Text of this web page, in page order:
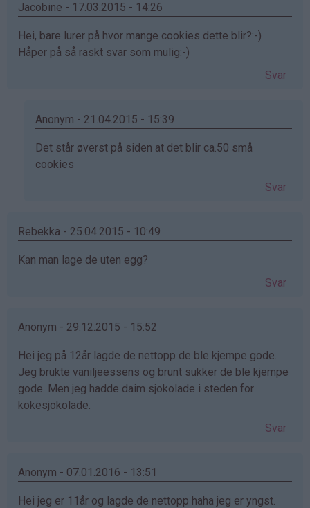
Jacobine - 17.03.2015 - 14:26
Hei, bare lurer på hvor mange cookies dette blir?:-)
Håper på så raskt svar som mulig:-)
Svar
Anonym - 21.04.2015 - 15:39
Som
svar
(ikke
Det står øverst på siden at det blir ca.50 små
cookies
Svar
Rebekka - 25.04.2015 - 10:49
Kan man lage de uten egg?
Svar
Anonym - 29.12.2015 - 15:52
Hei jeg på 12år lagde de nettopp de ble kjempe gode.
Jeg brukte vaniljeessens og brunt sukker de ble kjempe
gode. Men jeg hadde daim sjokolade i steden for
kokesjokolade.
Svar
Anonym - 07.01.2016 - 13:51
Hei jeg er 11år og lagde de nettopp haha jeg er yngst.